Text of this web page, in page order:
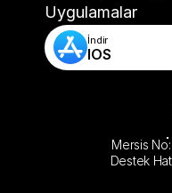
-Otomatik Sipariş
Uygulamalar
İndir
IOS
Mersis
Destek